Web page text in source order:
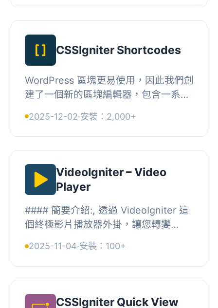
交網絡的圖...
CSSIgniter Shortcodes
WordPress 區塊更易使用，因此我們創
建了一個新的區塊編輯器，包含一系列
吧！, 這個快捷代碼外掛是專為
CSSIgniter 的高級...
2025-12-02·安裝：2,000+
VideoIgniter – Video
Player
#### 簡要介紹:, 透過 VideoIgniter 這
個終極影片播放器外掛，讓您轉變
觀眾互動。不論您是想展示教學、推廣
產品，或分享...
2025-11-04·安裝：100+
CSSIgniter Quick View